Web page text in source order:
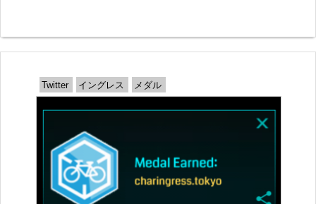
Twitter イングレス メダル